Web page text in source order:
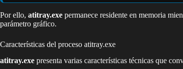
Por ello, atitray.exe permanece residente en memoria
parámetro gráfico.
Características del proceso atitray.exe
atitray.exe presenta varias características técnicas que